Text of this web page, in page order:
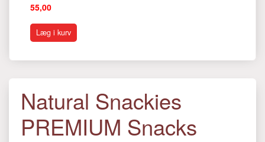
55,00
Læg i kurv
Natural Snackies
PREMIUM Snacks